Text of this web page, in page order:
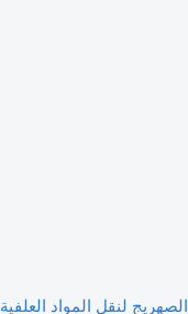
الصهريج لنقل المواد العلفية